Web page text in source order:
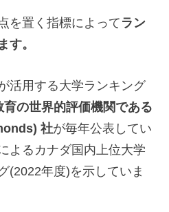
を置く指標によって ラン
す。
活用する大学ランキング
育の世界的評価機関である
社が毎年公表してい
よるカナダ国内上位大学
(2022年度)を示していま